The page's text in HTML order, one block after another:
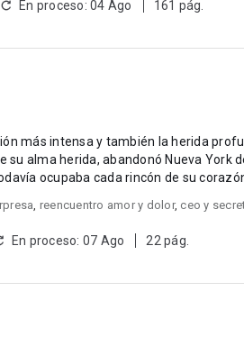
En proceso: 04 Ago 161 pág.
más intensa y también la herida
su alma herida, abandonó Nueva York
ocupaba cada rincón de su
, reencuentro amor y dolor, ceo y
En proceso: 07 Ago 22 pág.